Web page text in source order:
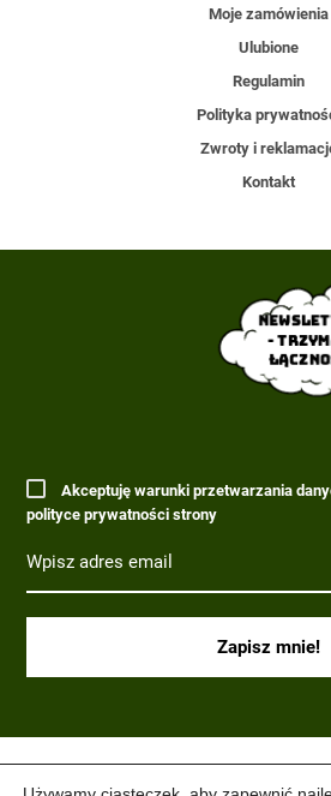
Moje zamówienia
Ulubione
Regulamin
Polityka
Zwroty i
Kontakt
Akceptuję warunki przetwarzania
polityce prywatności strony
-
(C) 2017-2022 PARAGRAF